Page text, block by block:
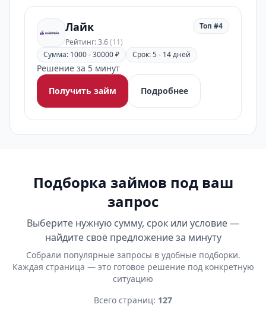
Лайк
Рейтинг: 3.6(11)
Топ #4
Сумма: 1000 - 30000 ₽ Срок: 5 - 14 дней
Решение за 5 минут
Получить займ
Подробнее
Подборка займов под ваш
запрос
Выберите нужную сумму, срок или условие —
найдите своё предложение за минуту
Собрали популярные запросы в удобные подборки.
Каждая страница — это готовое решение под конкретную
ситуацию
Всего страниц: 127